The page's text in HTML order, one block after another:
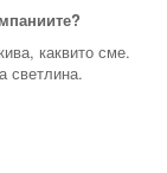
каквито сме.
светлина.